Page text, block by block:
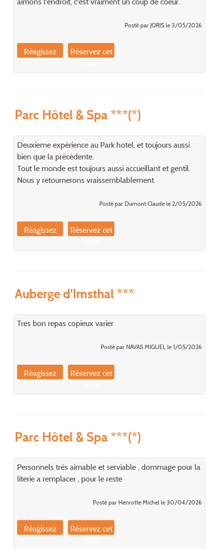
Posté par JORIS le 3/05/2026
Réagissez
Réservez cet
Parc Hôtel & Spa ***(*)
Deuxieme expérience au Park hotel, et toujours aussi
bien que la précédente.
Tout le monde est toujours aussi accueillant et gentil.
Nous y retournerons vraissemblablement.
Posté par Dumont Claude le 2/05/2026
Réagissez
Réservez cet
Auberge d'Imsthal ***
Tres bon repas copieux varier
Posté par NAVAS MIGUEL le 1/05/2026
Réagissez
Réservez cet
Parc Hôtel & Spa ***(*)
Personnels très aimable et serviable , dommage pour la
literie a remplacer , pour le reste
Posté par Henrotte Michel le 30/04/2026
Réagissez
Réservez cet